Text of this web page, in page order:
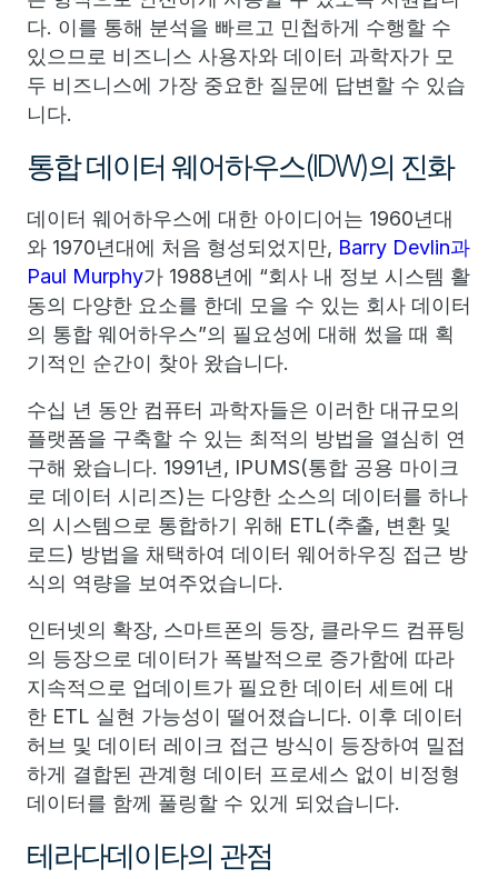
다. 이를 통해 분석을 빠르고 민첩하게 수행할 수
있으므로 비즈니스 사용자와 데이터 과학자가 모
두 비즈니스에 가장 중요한 질문에 답변할 수 있습
니다.
통합 데이터 웨어하우스(IDW)의 진화
데이터 웨어하우스에 대한 아이디어는 1960년대
와 1970년대에 처음 형성되었지만, Barry Devlin과
Paul Murphy가 1988년에 “회사 내 정보 시스템 활
동의 다양한 요소를 한데 모을 수 있는 회사 데이터
의 통합 웨어하우스”의 필요성에 대해 썼을 때 획
기적인 순간이 찾아 왔습니다.
수십 년 동안 컴퓨터 과학자들은 이러한 대규모의
플랫폼을 구축할 수 있는 최적의 방법을 열심히 연
구해 왔습니다. 1991년, IPUMS(통합 공용 마이크
로 데이터 시리즈)는 다양한 소스의 데이터를 하나
의 시스템으로 통합하기 위해 ETL(추출, 변환 및
로드) 방법을 채택하여 데이터 웨어하우징 접근 방
식의 역량을 보여주었습니다.
인터넷의 확장, 스마트폰의 등장, 클라우드 컴퓨팅
의 등장으로 데이터가 폭발적으로 증가함에 따라
지속적으로 업데이트가 필요한 데이터 세트에 대
한 ETL 실현 가능성이 떨어졌습니다. 이후 데이터
허브 및 데이터 레이크 접근 방식이 등장하여 밀접
하게 결합된 관계형 데이터 프로세스 없이 비정형
데이터를 함께 풀링할 수 있게 되었습니다.
테라다데이타의 관점